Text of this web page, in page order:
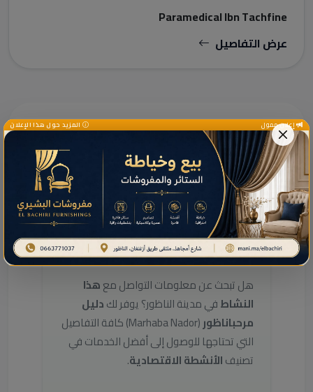
Paramedical Ibn Tachfine
عرض التفاصيل
دليل الخدمات ومعلومات إضافية
دليل خدمات هذا النشاط
بالناظور
هل تبحث عن معلومات التواصل معهذا
النشاطفي مدينة الناظور؟ يوفر لكدليل
مرحباناظور
(Marhaba Nador) كافة التفاصيل
التي تحتاجها للوصول إلى أفضل الخدمات في
تصنيفالأنشطة الاقتصادية.
إعلان ممول المزيد حول هذا الإعلان